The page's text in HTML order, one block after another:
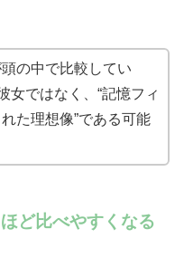
の中で比較してい
女ではなく、“記憶フィ
た理想像”である可能
ど比べやすくなる